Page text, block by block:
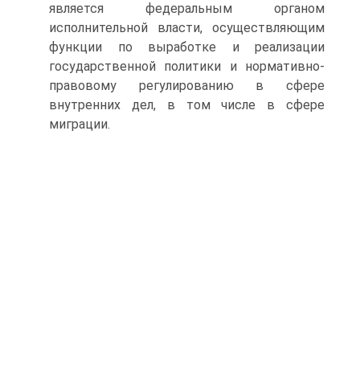
является федеральным органом
исполнительной власти, осуществляющим
функции по выработке и реализации
государственной политики и нормативно-
правовому регулированию в сфере
внутренних дел, в том числе в сфере
миграции.